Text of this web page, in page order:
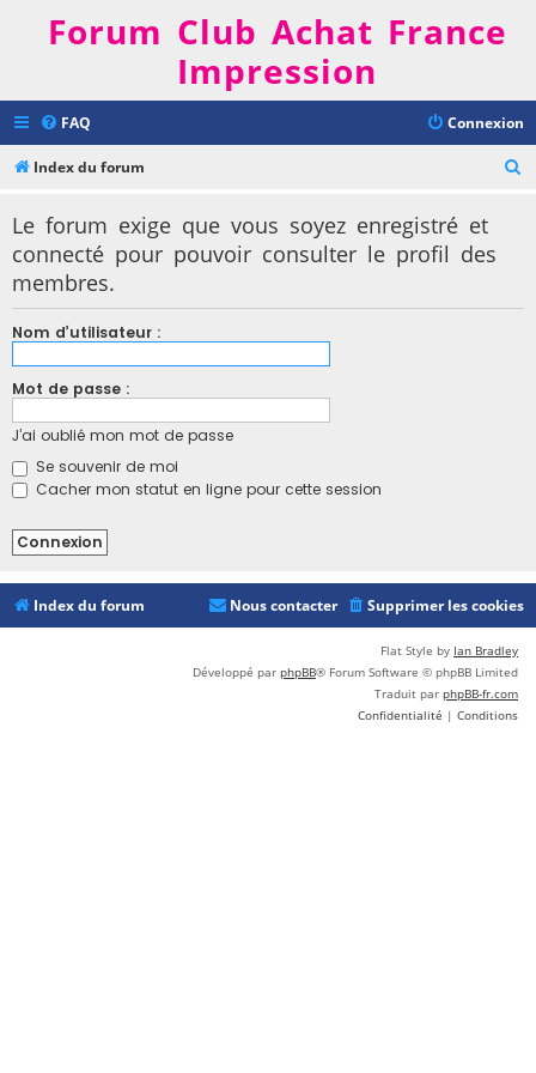
Forum Club Achat France
Impression
FAQ Connexion
Index du forum
Le forum exige que vous soyez enregistré et
connecté pour pouvoir consulter le profil des
membres.
Nom d’utilisateur :
Mot de passe :
J’ai oublié mon mot de passe
Se souvenir de moi
Cacher mon statut en ligne pour cette session
Index du forum Supprimer les cookies
Nous contacter
Flat Style by Ian Bradley
Développé par phpBB® Forum Software © phpBB Limited
Traduit par phpBB-fr.com
Confidentialité | Conditions